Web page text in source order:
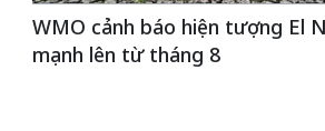
WMO cảnh báo hiện tượng El
mạnh lên từ tháng 8